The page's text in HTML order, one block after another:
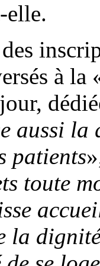
elle.
à la
aussi
patients
toute
la